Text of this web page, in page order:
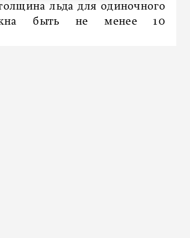
льда для одиночного
быть не менее 10